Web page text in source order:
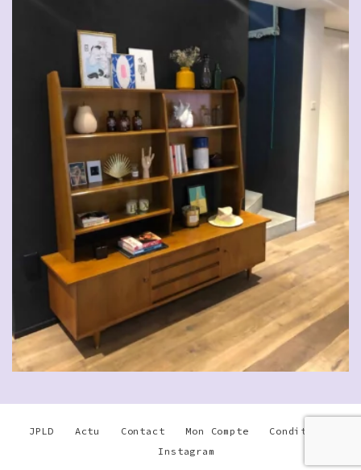
JPLD Actu Contact Mon Compte
Conditions
Instagram